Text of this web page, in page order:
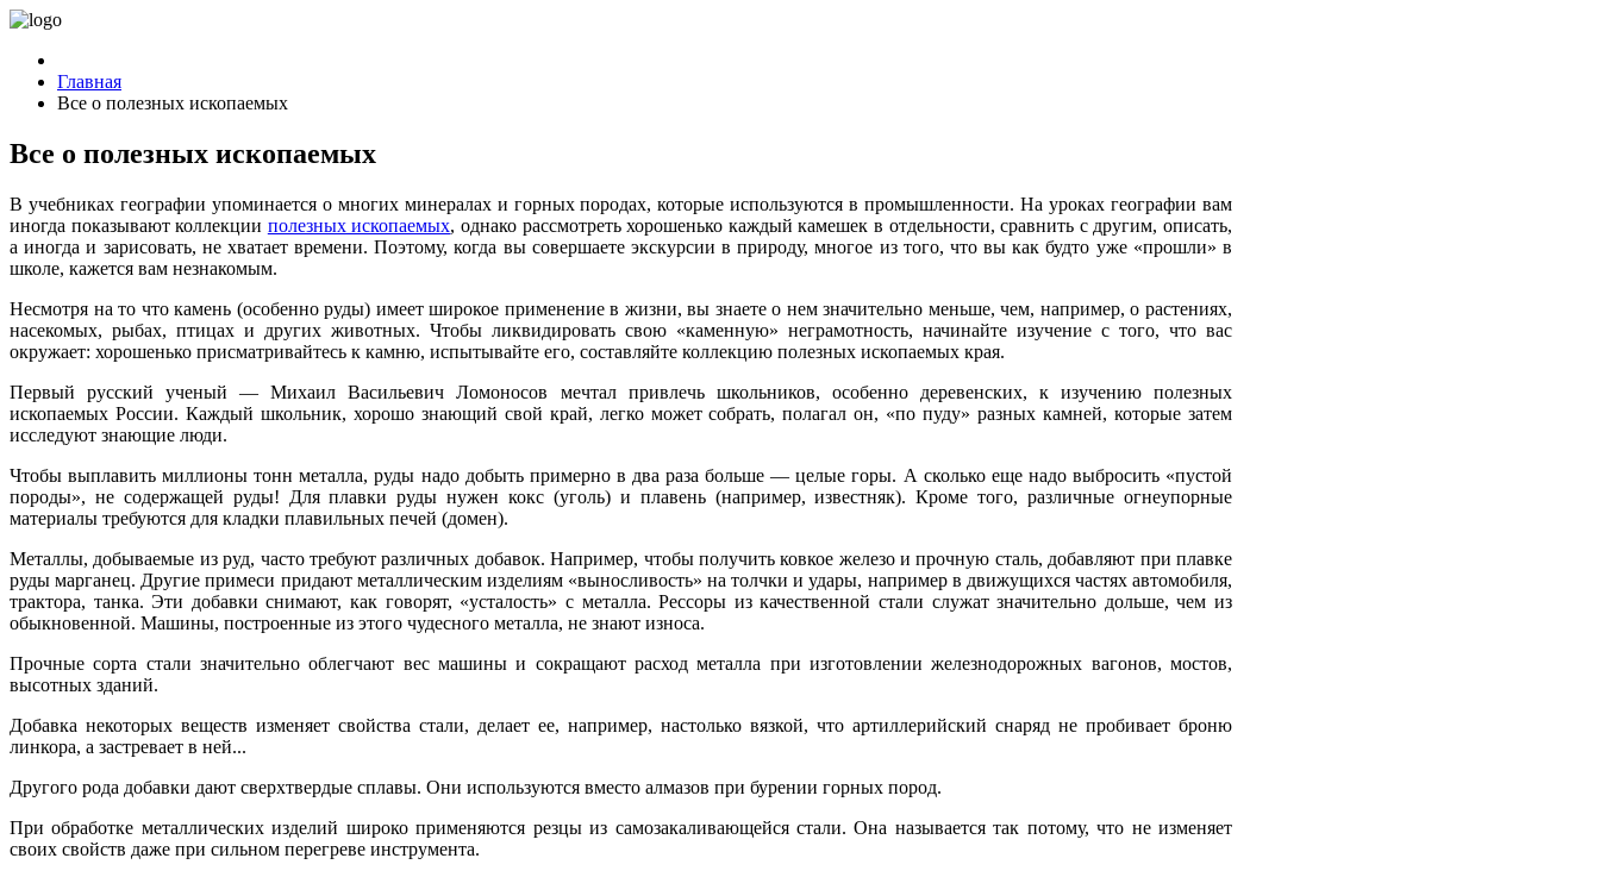
Главная
Все о полезных ископаемых
Все о полезных ископаемых
В учебниках географии упоминается о многих минералах и горных породах, которые используются в промышленности. На уроках географии вам
иногда показывают коллекции полезных ископаемых, однако рассмотреть хорошенько каждый камешек в отдельности, сравнить с другим, описать,
а иногда и зарисовать, не хватает времени. Поэтому, когда вы совершаете экскурсии в природу, многое из того, что вы как будто уже «прошли» в
школе, кажется вам незнакомым.
Несмотря на то что камень (особенно руды) имеет широкое применение в жизни, вы знаете о нем значительно меньше, чем, например, о растениях,
насекомых, рыбах, птицах и других животных. Чтобы ликвидировать свою «каменную» неграмотность, начинайте изучение с того, что вас
окружает: хорошенько присматривайтесь к камню, испытывайте его, составляйте коллекцию полезных ископаемых края.
Первый русский ученый — Михаил Васильевич Ломоносов мечтал привлечь школьников, особенно деревенских, к изучению полезных
ископаемых России. Каждый школьник, хорошо знающий свой край, легко может собрать, полагал он, «по пуду» разных камней, которые затем
исследуют знающие люди.
Чтобы выплавить миллионы тонн металла, руды надо добыть примерно в два раза больше — целые горы. А сколько еще надо выбросить «пустой
породы», не содержащей руды! Для плавки руды нужен кокс (уголь) и плавень (например, известняк). Кроме того, различные огнеупорные
материалы требуются для кладки плавильных печей (домен).
Металлы, добываемые из руд, часто требуют различных добавок. Например, чтобы получить ковкое железо и прочную сталь, добавляют при плавке
руды марганец. Другие примеси придают металлическим изделиям «выносливость» на толчки и удары, например в движущихся частях автомобиля,
трактора, танка. Эти добавки снимают, как говорят, «усталость» с металла. Рессоры из качественной стали служат значительно дольше, чем из
обыкновенной. Машины, построенные из этого чудесного металла, не знают износа.
Прочные сорта стали значительно облегчают вес машины и сокращают расход металла при изготовлении железнодорожных вагонов, мостов,
высотных зданий.
Добавка некоторых веществ изменяет свойства стали, делает ее, например, настолько вязкой, что артиллерийский снаряд не пробивает броню
линкора, а застревает в ней...
Другого рода добавки дают сверхтвердые сплавы. Они используются вместо алмазов при бурении горных пород.
При обработке металлических изделий широко применяются резцы из самозакаливающейся стали. Она называется так потому, что не изменяет
своих свойств даже при сильном перегреве инструмента.